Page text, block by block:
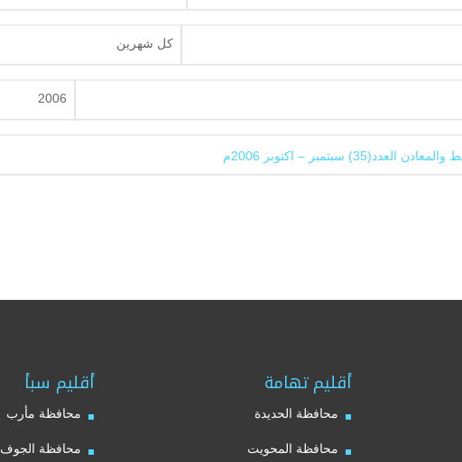
كل شهرين
2006
العدد(35) سبتمبر – اكتوبر 2006م
أقليم تهامة
محافظة الحديدة
محافظة المحويت
أقليم سبأ
محافظة مأرب
محافظة الجوف